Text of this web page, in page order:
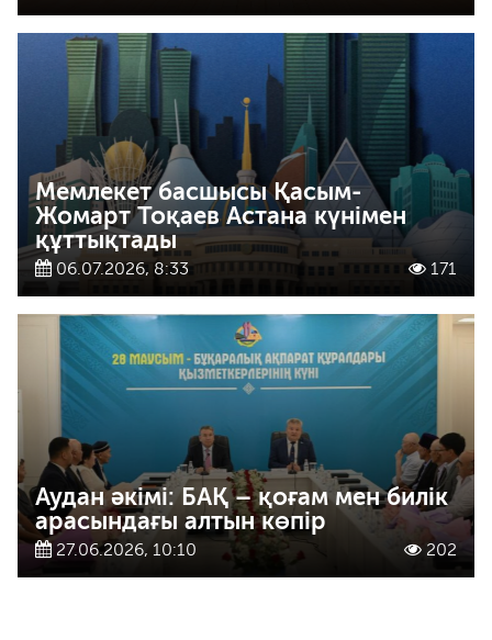
Мемлекет басшысы Қасым-
Жомарт Тоқаев Астана күнімен
құттықтады
06.07.2026, 8:33 171
Аудан әкімі: БАҚ – қоғам мен билік
арасындағы алтын көпір
27.06.2026, 10:10 202